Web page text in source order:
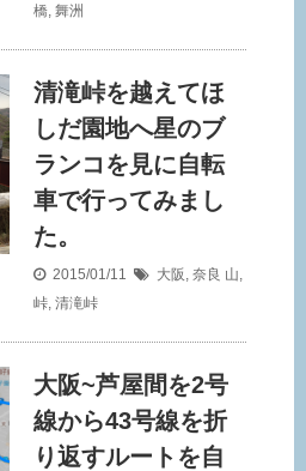
橋, 舞洲
清滝峠を越えてほ
しだ園地へ星のブ
ランコを見に自転
車で行ってみまし
た。
2015/01/11 大阪 , 奈良 山,
峠, 清滝峠
大阪~芦屋間を2号
線から43号線を折
り返すルートを自